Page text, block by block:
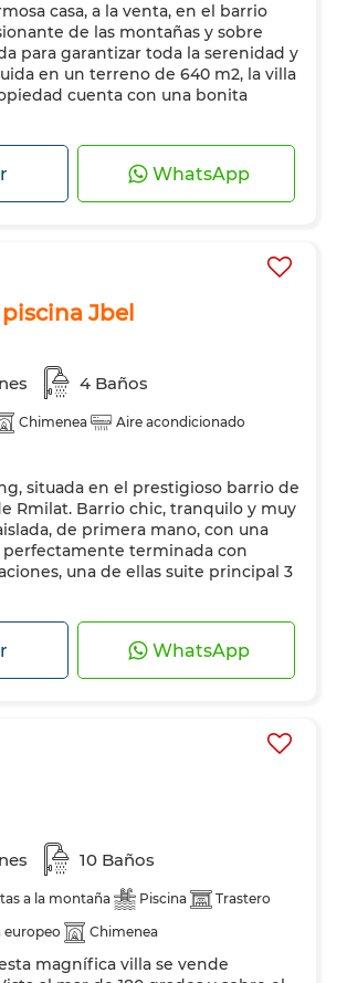
blindada
Cocina equipada
casa, a la venta, en el barrio
de las montañas y sobre
para garantizar toda la serenidad y
en un terreno de 640 m2, la villa
cuenta con una bonita
WhatsApp
Jbel
4 Baños
Chimenea
Aire acondicionado
situada en el prestigioso barrio de
Rmilat. Barrio chic, tranquilo y muy
de primera mano, con una
perfectamente terminada con
una de ellas suite principal 3
WhatsApp
10 Baños
a la montaña Piscina
Trastero
europeo
Chimenea
Cocina equipada
magnífica villa se vende